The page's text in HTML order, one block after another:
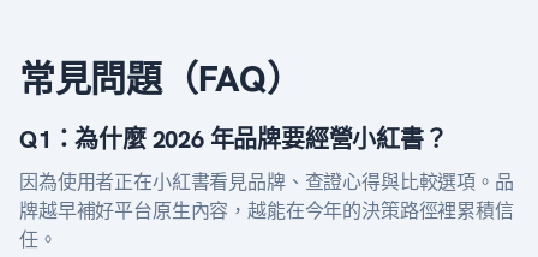
常見問題（FAQ）
Q1：為什麼 2026 年品牌要經營小紅書？
因為使用者正在小紅書看見品牌、查證心得與比較選項。品
牌越早補好平台原生內容，越能在今年的決策路徑裡累積信
任。